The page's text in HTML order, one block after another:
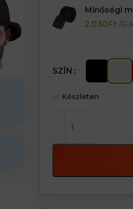
Minőségi
2 030Ft
SZÍN
Készleten